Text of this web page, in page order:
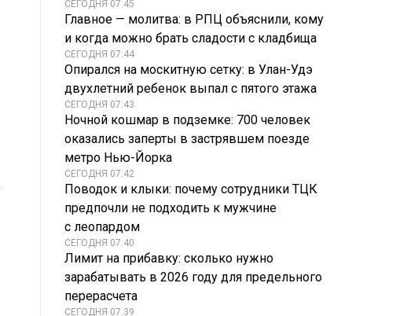
СЕГОДНЯ 07:45
Главное — молитва: в РПЦ объяснили, кому
и когда можно брать сладости с кладбища
СЕГОДНЯ 07:44
Опирался на москитную сетку: в Улан-Удэ
двухлетний ребенок выпал с пятого этажа
СЕГОДНЯ 07:43
Ночной кошмар в подземке: 700 человек
оказались заперты в застрявшем поезде
метро Нью-Йорка
СЕГОДНЯ 07:42
Поводок и клыки: почему сотрудники ТЦК
предпочли не подходить к мужчине
с леопардом
СЕГОДНЯ 07:40
Лимит на прибавку: сколько нужно
зарабатывать в 2026 году для предельного
перерасчета
СЕГОДНЯ 07:39